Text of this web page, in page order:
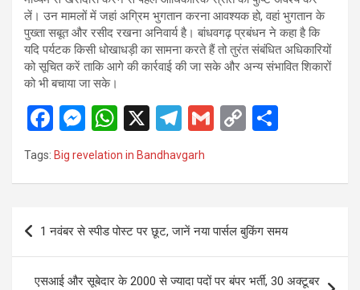
लें। उन मामलों में जहां अग्रिम भुगतान करना आवश्यक हो, वहां भुगतान के
पुख्ता सबूत और रसीद रखना अनिवार्य है। बांधवगढ़ प्रबंधन ने कहा है कि
यदि पर्यटक किसी धोखाधड़ी का सामना करते हैं तो तुरंत संबंधित अधिकारियों
को सूचित करें ताकि आगे की कार्रवाई की जा सके और अन्य संभावित शिकारों
को भी बचाया जा सके।
F
a
ce
o
k
M
es
g
W
h
A
p
X
T
el
e
a
G
C
n
k
Tags: Big revelation in Bandhavgarh
Post
navigation
1 नवंबर से स्पीड पोस्ट पर छूट, जानें नया पार्सल बुकिंग समय
एसआई और सूबेदार के 2000 से ज्यादा पदों पर बंपर भर्ती, 30 अक्टूबर